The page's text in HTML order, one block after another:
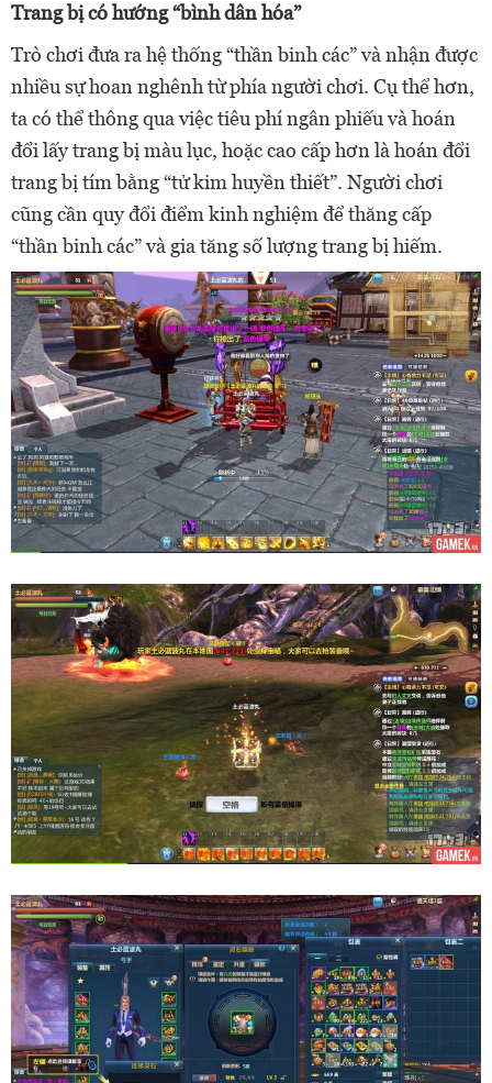
Trang bị có hướng “bình dân hóa”
Trò chơi đưa ra hệ thống “thần binh các” và nhận được
nhiều sự hoan nghênh từ phía người chơi. Cụ thể hơn,
ta có thể thông qua việc tiêu phí ngân phiếu và hoán
đổi lấy trang bị màu lục, hoặc cao cấp hơn là hoán đổi
trang bị tím bằng “tử kim huyền thiết”. Người chơi
cũng cần quy đổi điểm kinh nghiệm để thăng cấp
“thần binh các” và gia tăng số lượng trang bị hiếm.